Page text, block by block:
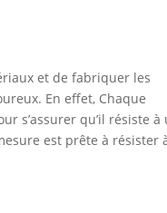
et de fabriquer les
En effet, Chaque
s’assurer qu’il résiste à
est prête à résister